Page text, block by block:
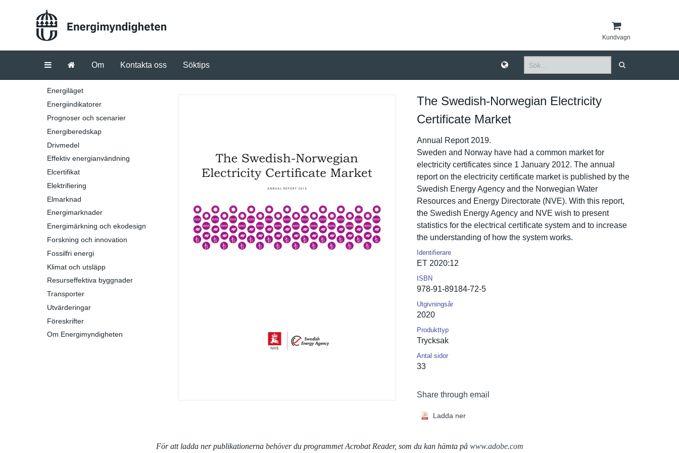
Kundvagn
Om Kontakta oss Söktips
Energiläget
Energiindikatorer
Prognoser och scenarier
Energiberedskap
Drivmedel
Effektiv energianvändning
Elcertifikat
Elektrifiering
Elmarknad
Energimarknader
Energimärkning och ekodesign
Forskning och innovation
Fossilfri energi
Klimat och utsläpp
Resurseffektiva byggnader
Transporter
Utvärderingar
Föreskrifter
Om Energimyndigheten
The Swedish-​Norwegian Electricity
Certificate Market
Annual Report 2019.
Sweden and Norway have had a common market for
electricit­y certificat­es since 1 January 2012. The annual
report on the electricit­y certificat­e market is published by the
Swedish Energy Agency and the Norwegian Water
Resources and Energy Directorat­e (NVE). With this report,
the Swedish Energy Agency and NVE wish to present
statistics for the electrical certificat­e system and to increase
the understand­ing of how the system works.
Identifierare
ET 2020:12
ISBN
978-91-89184-72-5
Utgivningsår
2020
Produkttyp
Trycksak
Antal sidor
33
Share through email
Ladda ner
För att ladda ner publikationerna behöver du programmet Acrobat Reader, som du kan hämta på www.adobe.com